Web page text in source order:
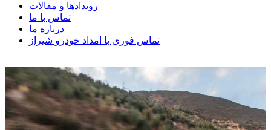
رویدادها و مقالات
تماس با ما
درباره ما
تماس فوری با امداد خودرو شیراز